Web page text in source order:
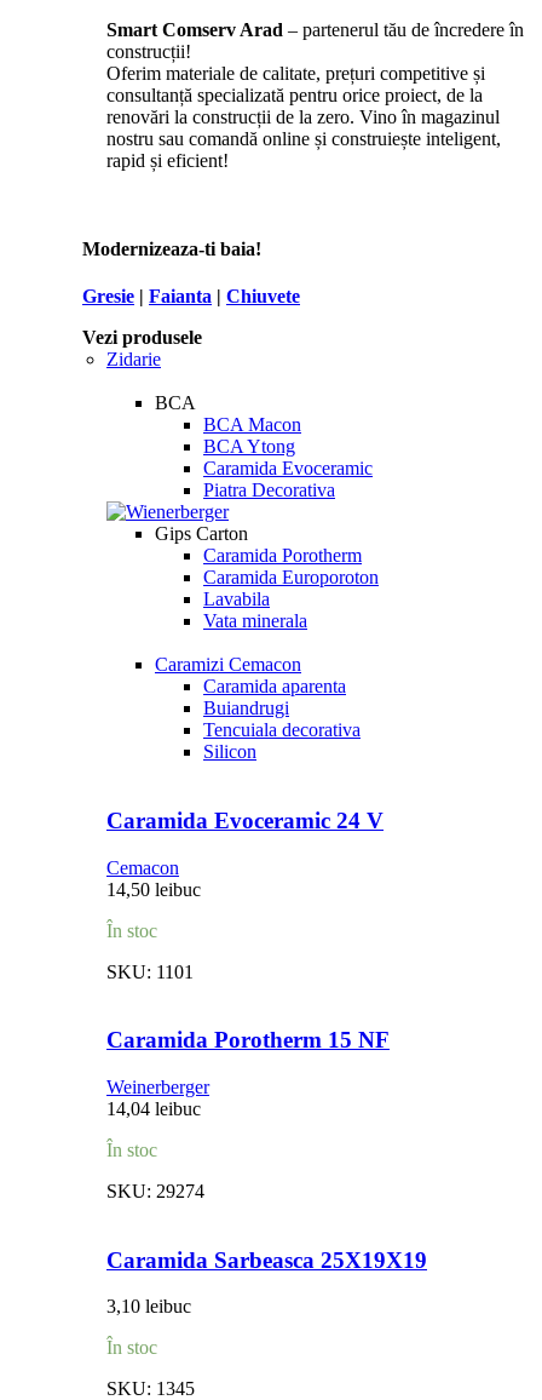
Smart Comserv Arad – partenerul tău de încredere în
construcții!
Oferim materiale de calitate, prețuri competitive și
consultanță specializată pentru orice proiect, de la
renovări la construcții de la zero. Vino în magazinul
nostru sau comandă online și construiește inteligent,
rapid și eficient!
Modernizeaza-ti baia!
Gresie | Faianta | Chiuvete
Vezi produsele
Zidarie
BCA
BCA Macon
BCA Ytong
Caramida Evoceramic
Piatra Decorativa
Gips Carton
Caramida Porotherm
Caramida Europoroton
Lavabila
Vata minerala
Caramizi Cemacon
Caramida aparenta
Buiandrugi
Tencuiala decorativa
Silicon
Caramida Evoceramic 24 V
Cemacon
14,50 leibuc
În stoc
SKU: 1101
Caramida Porotherm 15 NF
Weinerberger
14,04 leibuc
În stoc
SKU: 29274
Caramida Sarbeasca 25X19X19
3,10 leibuc
În stoc
SKU: 1345